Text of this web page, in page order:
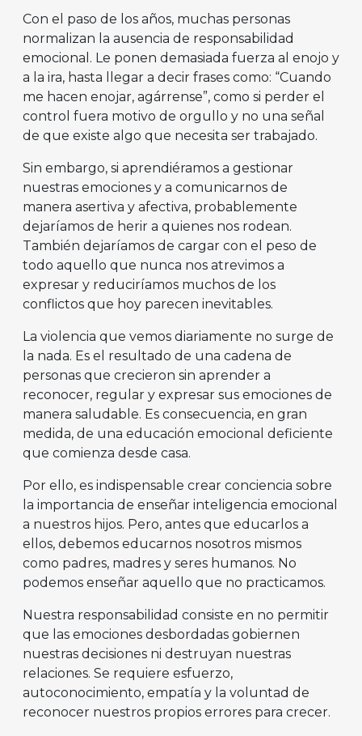
Con el paso de los años, muchas personas
normalizan la ausencia de responsabilidad
emocional. Le ponen demasiada fuerza al enojo y
a la ira, hasta llegar a decir frases como: “Cuando
me hacen enojar, agárrense”, como si perder el
control fuera motivo de orgullo y no una señal
de que existe algo que necesita ser trabajado.
Sin embargo, si aprendiéramos a gestionar
nuestras emociones y a comunicarnos de
manera asertiva y afectiva, probablemente
dejaríamos de herir a quienes nos rodean.
También dejaríamos de cargar con el peso de
todo aquello que nunca nos atrevimos a
expresar y reduciríamos muchos de los
conflictos que hoy parecen inevitables.
La violencia que vemos diariamente no surge de
la nada. Es el resultado de una cadena de
personas que crecieron sin aprender a
reconocer, regular y expresar sus emociones de
manera saludable. Es consecuencia, en gran
medida, de una educación emocional deficiente
que comienza desde casa.
Por ello, es indispensable crear conciencia sobre
la importancia de enseñar inteligencia emocional
a nuestros hijos. Pero, antes que educarlos a
ellos, debemos educarnos nosotros mismos
como padres, madres y seres humanos. No
podemos enseñar aquello que no practicamos.
Nuestra responsabilidad consiste en no permitir
que las emociones desbordadas gobiernen
nuestras decisiones ni destruyan nuestras
relaciones. Se requiere esfuerzo,
autoconocimiento, empatía y la voluntad de
reconocer nuestros propios errores para crecer.